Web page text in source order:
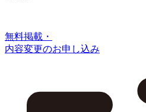
無料掲載・
内容変更のお申し込み